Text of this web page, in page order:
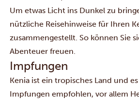
Um etwas Licht ins Dunkel zu
nützliche Reisehinweise für Ihren
zusammengestellt. So können Sie
Abenteuer freuen.
Impfungen
Kenia ist ein tropisches Land und
Impfungen empfohlen, vor allem